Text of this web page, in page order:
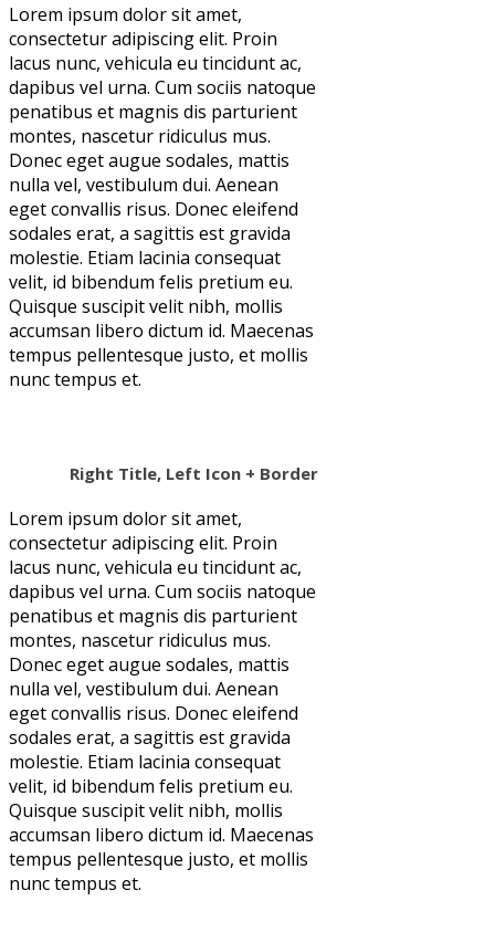
Lorem ipsum dolor sit amet,
consectetur adipiscing elit. Proin
lacus nunc, vehicula eu tincidunt ac,
dapibus vel urna. Cum sociis natoque
penatibus et magnis dis parturient
montes, nascetur ridiculus mus.
Donec eget augue sodales, mattis
nulla vel, vestibulum dui. Aenean
eget convallis risus. Donec eleifend
sodales erat, a sagittis est gravida
molestie. Etiam lacinia consequat
velit, id bibendum felis pretium eu.
Quisque suscipit velit nibh, mollis
accumsan libero dictum id. Maecenas
tempus pellentesque justo, et mollis
nunc tempus et.
Right Title, Left Icon + Border
Lorem ipsum dolor sit amet,
consectetur adipiscing elit. Proin
lacus nunc, vehicula eu tincidunt ac,
dapibus vel urna. Cum sociis natoque
penatibus et magnis dis parturient
montes, nascetur ridiculus mus.
Donec eget augue sodales, mattis
nulla vel, vestibulum dui. Aenean
eget convallis risus. Donec eleifend
sodales erat, a sagittis est gravida
molestie. Etiam lacinia consequat
velit, id bibendum felis pretium eu.
Quisque suscipit velit nibh, mollis
accumsan libero dictum id. Maecenas
tempus pellentesque justo, et mollis
nunc tempus et.